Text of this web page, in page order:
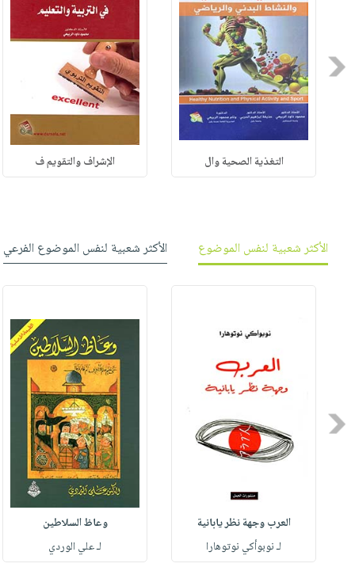
Previous
التغذية الصحية وال الإشراف والتقويم ف
الأكثر شعبية لنفس الموضوع الأكثر شعبية لنفس الموضوع الفرعي
Previous
العرب وجهة نظر يابانية
لـ نوبوأكي نوتوهارا
وعاظ السلاطين
لـ علي الوردي